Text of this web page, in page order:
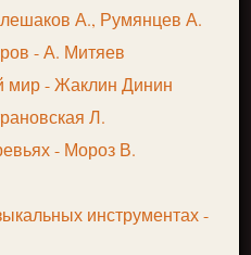
А., Румянцев А.
- А. Митяев
мир - Жаклин Динин
Л.
- Мороз В.
инструментах -